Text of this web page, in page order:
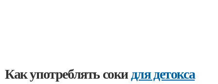
Как употреблять сокидля детокса